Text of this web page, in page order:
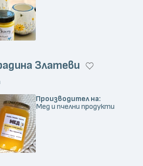
Златеви
Производител на:
Мед и пчелни продукти